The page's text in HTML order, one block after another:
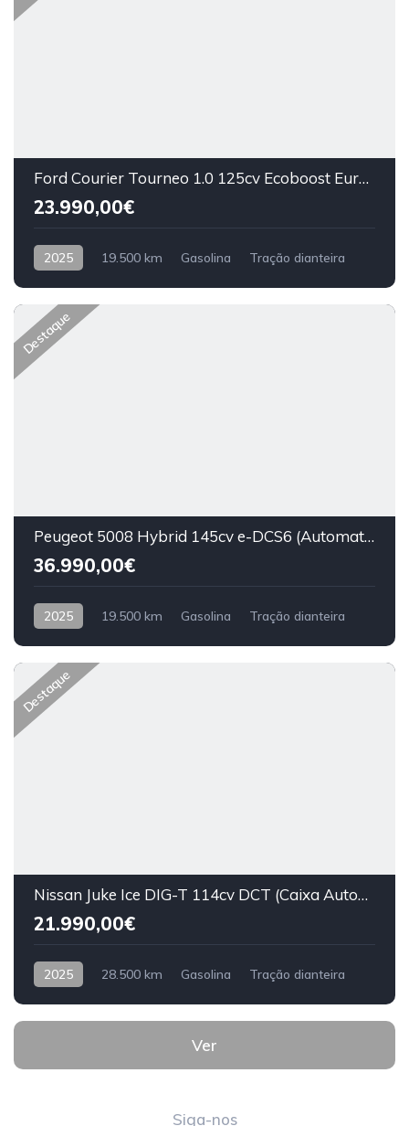
Ford Courier Tourneo 1.0 125cv Ecoboost Euro 6.2 CVM6 Active Winter Plus 5 Lugares 5 Portas
23.990,00€
2025 19.500 km Gasolina Tração dianteira
Destaque
Peugeot 5008 Hybrid 145cv e-DCS6 (Automatic) Allure Plus 7 lugares 5 portas
36.990,00€
2025 19.500 km Gasolina Tração dianteira
Destaque
Nissan Juke Ice DIG-T 114cv DCT (Caixa Automática) N-Design Plus 5 lugares 5 portas
21.990,00€
2025 28.500 km Gasolina Tração dianteira
Siga-nos
Ver